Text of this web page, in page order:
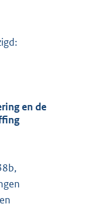
en de